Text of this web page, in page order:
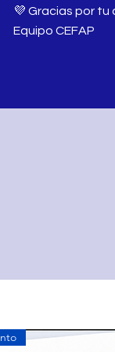
💜 Gracias por tu
Equipo CEFAP